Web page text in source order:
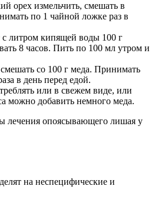
орех измельчить, смешать в
по 1 чайной ложке раз в
с литром кипящей воды 100 г
8 часов. Пить по 100 мл утром и
со 100 г меда. Принимать
в день перед едой.
или в свежем виде, или
можно добавить немного меда.
на неспецифические и